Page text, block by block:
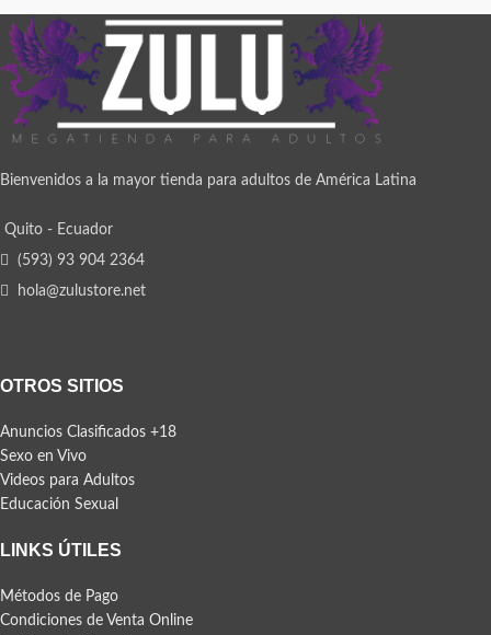
Bienvenidos a la mayor tienda para adultos de América Latina
Quito - Ecuador
(593) 93 904 2364
hola@zulustore.net
OTROS SITIOS
Anuncios Clasificados +18
Sexo en Vivo
Videos para Adultos
Educación Sexual
LINKS ÚTILES
Métodos de Pago
Condiciones de Venta Online